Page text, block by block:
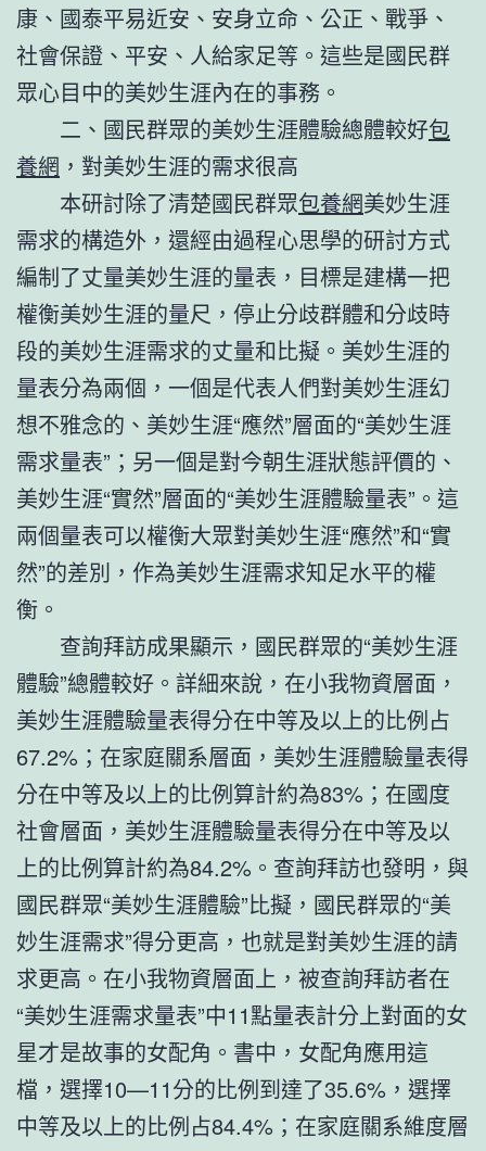
康、國泰平易近安、安身立命、公正、戰爭、
社會保證、平安、人給家足等。這些是國民群
眾心目中的美妙生涯內在的事務。
二、國民群眾的美妙生涯體驗總體較好包
養網 ，對美妙生涯的需求很高
本研討除了清楚國民群眾包養網美妙生涯
需求的構造外，還經由過程心思學的研討方式
編制了丈量美妙生涯的量表，目標是建構一把
權衡美妙生涯的量尺，停止分歧群體和分歧時
段的美妙生涯需求的丈量和比擬。美妙生涯的
量表分為兩個，一個是代表人們對美妙生涯幻
想不雅念的、美妙生涯“應然”層面的“美妙生涯
需求量表”；另一個是對今朝生涯狀態評價的、
美妙生涯“實然”層面的“美妙生涯體驗量表”。這
兩個量表可以權衡大眾對美妙生涯“應然”和“實
然”的差別，作為美妙生涯需求知足水平的權
衡。
查詢拜訪成果顯示，國民群眾的“美妙生涯
體驗”總體較好。詳細來說，在小我物資層面，
美妙生涯體驗量表得分在中等及以上的比例占
67.2%；在家庭關系層面，美妙生涯體驗量表得
分在中等及以上的比例算計約為83%；在國度
社會層面，美妙生涯體驗量表得分在中等及以
上的比例算計約為84.2%。查詢拜訪也發明，與
國民群眾“美妙生涯體驗”比擬，國民群眾的“美
妙生涯需求”得分更高，也就是對美妙生涯的請
求更高。在小我物資層面上，被查詢拜訪者在
“美妙生涯需求量表”中11點量表計分上對面的女
星才是故事的女配角。書中，女配角應用這
檔，選擇10—11分的比例到達了35.6%，選擇
中等及以上的比例占84.4%；在家庭關系維度層